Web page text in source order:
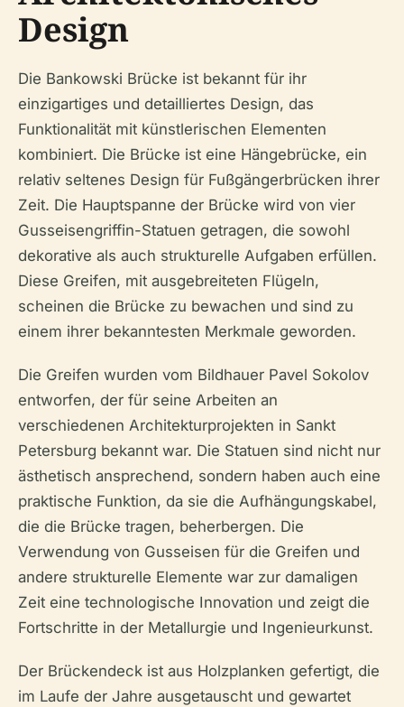
Design
Die Bankowski Brücke ist bekannt für ihr
einzigartiges und detailliertes Design, das
Funktionalität mit künstlerischen Elementen
kombiniert. Die Brücke ist eine Hängebrücke, ein
relativ seltenes Design für Fußgängerbrücken ihrer
Zeit. Die Hauptspanne der Brücke wird von vier
Gusseisengriffin-Statuen getragen, die sowohl
dekorative als auch strukturelle Aufgaben erfüllen.
Diese Greifen, mit ausgebreiteten Flügeln,
scheinen die Brücke zu bewachen und sind zu
einem ihrer bekanntesten Merkmale geworden.
Die Greifen wurden vom Bildhauer Pavel Sokolov
entworfen, der für seine Arbeiten an
verschiedenen Architekturprojekten in Sankt
Petersburg bekannt war. Die Statuen sind nicht nur
ästhetisch ansprechend, sondern haben auch eine
praktische Funktion, da sie die Aufhängungskabel,
die die Brücke tragen, beherbergen. Die
Verwendung von Gusseisen für die Greifen und
andere strukturelle Elemente war zur damaligen
Zeit eine technologische Innovation und zeigt die
Fortschritte in der Metallurgie und Ingenieurkunst.
Der Brückendeck ist aus Holzplanken gefertigt, die
im Laufe der Jahre ausgetauscht und gewartet